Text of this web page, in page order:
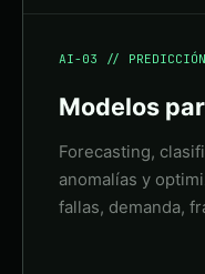
AI-03 // PREDICCIÓN
Modelos
Forecasting,
anomalías y
fallas, demanda,